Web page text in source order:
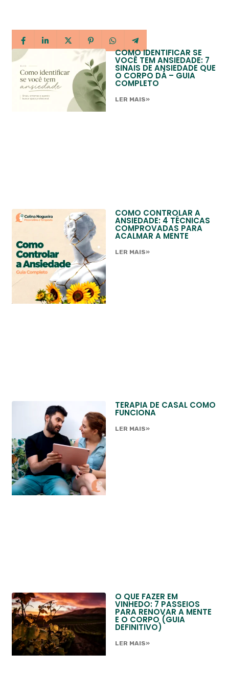
COMO IDENTIFICAR SE
VOCÊ TEM ANSIEDADE: 7
SINAIS DE ANSIEDADE QUE
O CORPO DÁ – GUIA
COMPLETO
LER MAIS»
COMO CONTROLAR A
ANSIEDADE: 4 TÉCNICAS
COMPROVADAS PARA
ACALMAR A MENTE
LER MAIS»
TERAPIA DE CASAL COMO
FUNCIONA
LER MAIS»
O QUE FAZER EM
VINHEDO: 7 PASSEIOS
PARA RENOVAR A MENTE
E O CORPO (GUIA
DEFINITIVO)
LER MAIS»